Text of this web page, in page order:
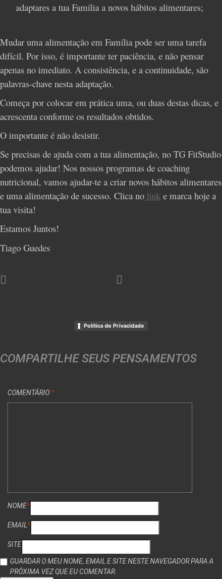
adaptares a tua Família a novos hábitos alimentares;
Mudar uma alimentação em Família pode ser uma tarefa
difícil. Por isso, é importante ter paciência, e não pensar
apenas no imediato. A consistência, e a continuidade, são
palavras-chave nesta adaptação.
Começa por colocar em prática uma, ou duas destas dicas, e
acrescenta conforme os resultados obtidos.
O importante é não desistir.
Se precisas de ajuda com a tua alimentação, no TG FitStudio
podemos ajudar! Nos nossos programas de coaching
nutricional, vamos ajudar-te a criar novos hábitos alimentares
e uma alimentação de sucesso. Clica no link e marca hoje a
tua visita!
Estamos Juntos!
Tiago Guedes
Política de Privacidade
COMPARTILHE SEUS PENSAMENTOS
COMENTÁRIO *
NOME*
EMAIL *
SITE
GUARDAR O MEU NOME, EMAIL E SITE NESTE NAVEGADOR PARA A
PRÓXIMA VEZ QUE EU COMENTAR.